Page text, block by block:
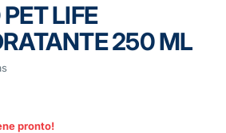
LIFE
250 ML
pronto!